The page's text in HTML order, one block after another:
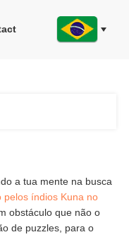
a tua mente na busca
pelos índios Kuna no
obstáculo que não o
de puzzles, para o